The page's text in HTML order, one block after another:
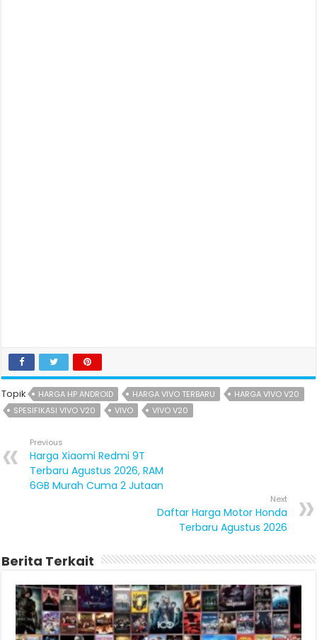
Topik HARGA HP ANDROID HARGA VIVO TERBARU
HARGA VIVO V20
SPESIFIKASI VIVO V20
VIVO VIVO V20
Previous
Harga Xiaomi Redmi 9T
Terbaru Agustus 2026, RAM
6GB Murah Cuma 2 Jutaan
Next
Daftar Harga Motor Honda
Terbaru Agustus 2026
Berita Terkait